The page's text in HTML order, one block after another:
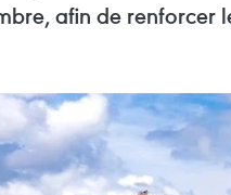
afin de renforcer